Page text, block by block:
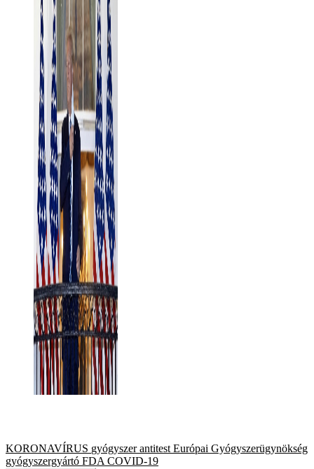
KORONAVÍRUS gyógyszer antitest Európai Gyógyszerügynökség
gyógyszergyártó FDA COVID-19